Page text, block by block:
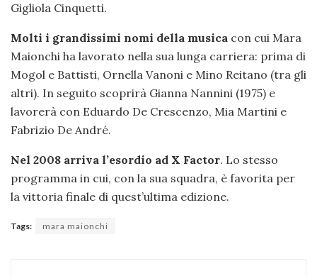
Gigliola Cinquetti.
Molti i grandissimi nomi della musica con cui Mara
Maionchi ha lavorato nella sua lunga carriera: prima di
Mogol e Battisti, Ornella Vanoni e Mino Reitano (tra gli
altri). In seguito scoprirà Gianna Nannini (1975) e
lavorerà con Eduardo De Crescenzo, Mia Martini e
Fabrizio De André.
Nel 2008 arriva l’esordio ad X Factor. Lo stesso
programma in cui, con la sua squadra, è favorita per
la vittoria finale di quest’ultima edizione.
Tags: mara maionchi